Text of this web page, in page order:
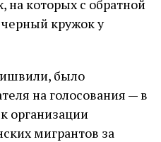
на которых с обратной
кружок у
было
на голосования — в
организации
мигрантов за